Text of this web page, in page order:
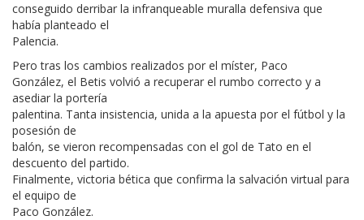
conseguido derribar la infranqueable muralla defensiva que
había planteado el
Palencia.
Pero tras los cambios realizados por el míster, Paco
González, el Betis volvió a recuperar el rumbo correcto y a
asediar la portería
palentina. Tanta insistencia, unida a la apuesta por el fútbol y la
posesión de
balón, se vieron recompensadas con el gol de Tato en el
descuento del partido.
Finalmente, victoria bética que confirma la salvación virtual para
el equipo de
Paco González.